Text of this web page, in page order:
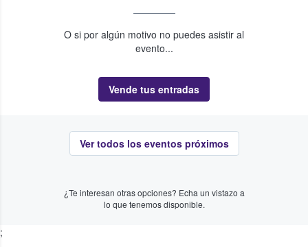
O si por algún motivo no puedes asistir al
evento...
Vende tus entradas
Ver todos los eventos próximos
¿Te interesan otras opciones? Echa un vistazo a
lo que tenemos disponible.
;